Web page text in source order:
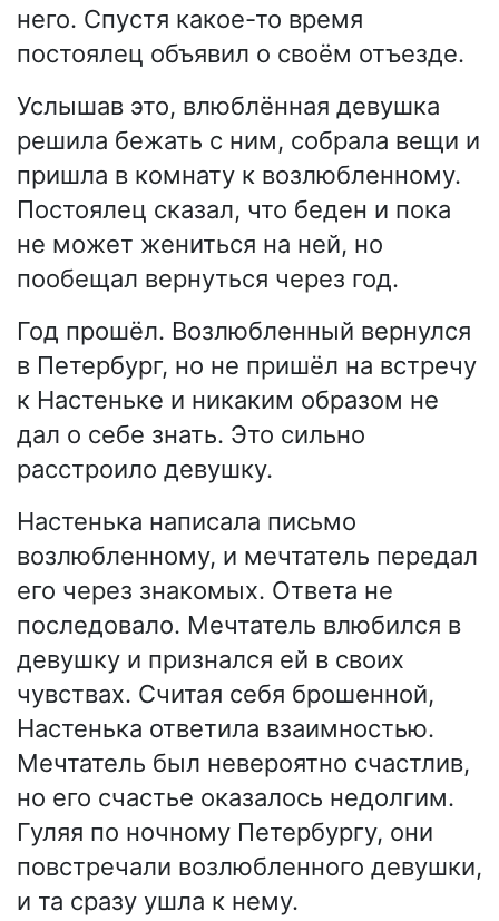
него. Спустя какое-то время
постоялец объявил о своём отъезде.
Услышав это, влюблённая девушка
решила бежать с ним, собрала вещи и
пришла в комнату к возлюбленному.
Постоялец сказал, что беден и пока
не может жениться на ней, но
пообещал вернуться через год.
Год прошёл. Возлюбленный вернулся
в Петербург, но не пришёл на встречу
к Настеньке и никаким образом не
дал о себе знать. Это сильно
расстроило девушку.
Настенька написала письмо
возлюбленному, и мечтатель передал
его через знакомых. Ответа не
последовало. Мечтатель влюбился в
девушку и признался ей в своих
чувствах. Считая себя брошенной,
Настенька ответила взаимностью.
Мечтатель был невероятно счастлив,
но его счастье оказалось недолгим.
Гуляя по ночному Петербургу, они
повстречали возлюбленного девушки,
и та сразу ушла к нему.